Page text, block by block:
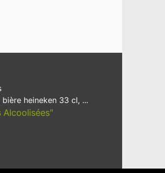
heineken 33 cl, ...